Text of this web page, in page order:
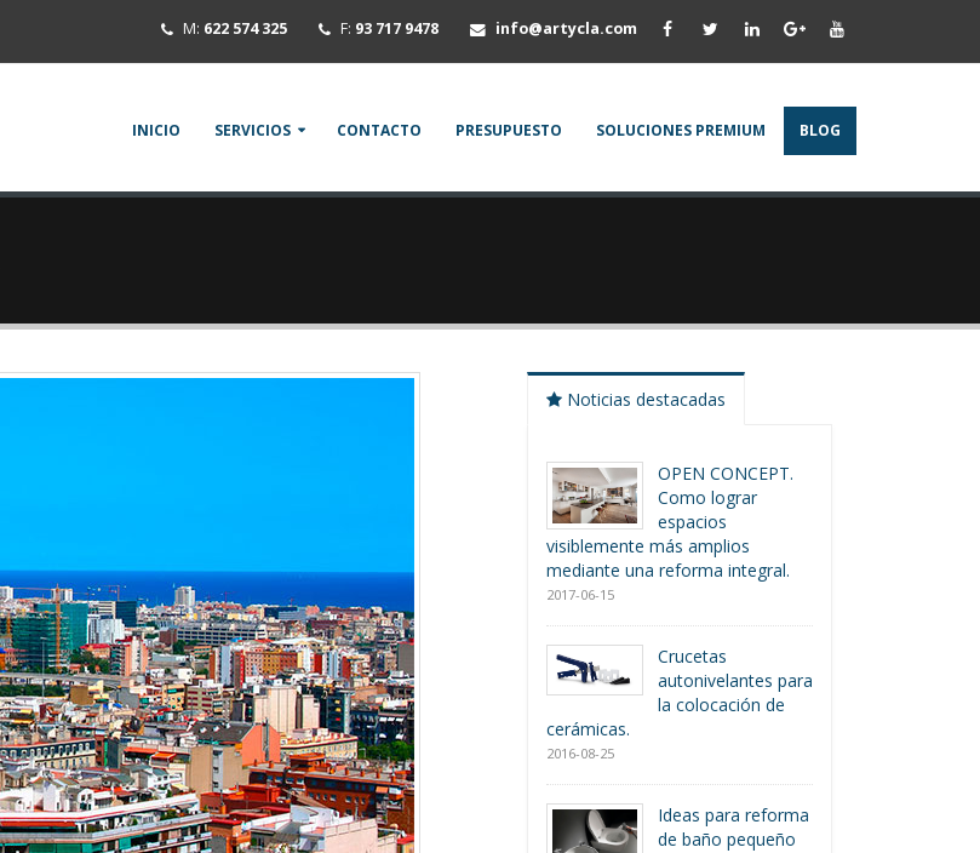
M: 622 574 325 F: 93 717 9478 info@artycla.com
INICIO SERVICIOS CONTACTO PRESUPUESTO SOLUCIONES PREMIUM BLOG
Noticias destacadas
OPEN CONCEPT.
Como lograr
espacios
visiblemente más amplios
mediante una reforma integral.
2017-06-15
Crucetas
autonivelantes para
la colocación de
cerámicas.
2016-08-25
Ideas para reforma
de baño pequeño